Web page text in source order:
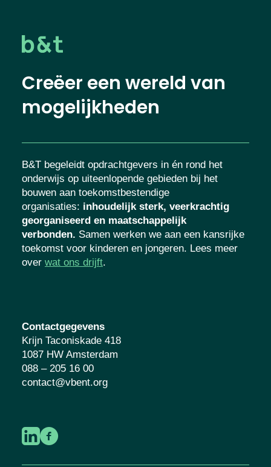
Creëer een wereld van
mogelijkheden
B&T begeleidt opdrachtgevers in én rond het
onderwijs op uiteenlopende gebieden bij het
bouwen aan toekomstbestendige
organisaties: inhoudelijk sterk, veerkrachtig
georganiseerd en maatschappelijk
verbonden. Samen werken we aan een kansrijke
toekomst voor kinderen en jongeren. Lees meer
over wat ons drijft.
Contactgegevens
Krijn Taconiskade 418
1087 HW Amsterdam
088 – 205 16 00
contact@vbent.org